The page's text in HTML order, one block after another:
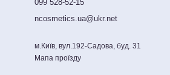
099 528-52-15
ncosmetics.ua@ukr.net
м.Київ, вул.192-Садова, буд. 31
Мапа проїзду